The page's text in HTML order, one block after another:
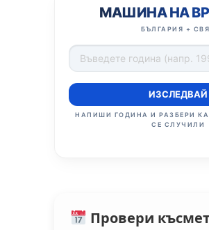
МАШИНА НА
БЪЛГАРИЯ +
ИЗСЛЕДВАЙ
НАПИШИ ГОДИНА И РАЗБЕРИ
СЕ СЛУЧИЛИ
Провери